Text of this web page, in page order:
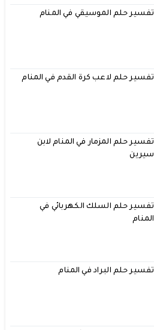
تفسير حلم الموسيقي في المنام
تفسير حلم لاعب كرة القدم في المنام
تفسير حلم المزمار في المنام لابن
سيرين
تفسير حلم السلك الكهربائي في
المنام
تفسير حلم البراد في المنام